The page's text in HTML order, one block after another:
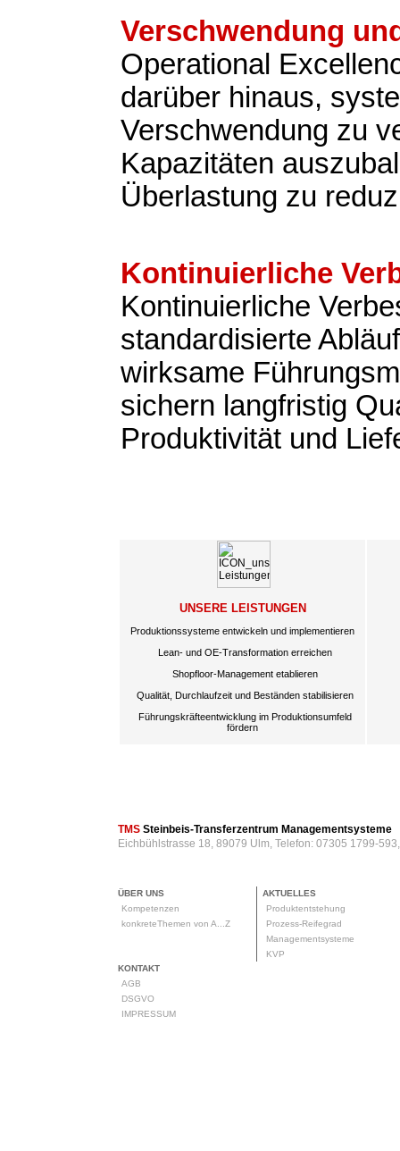
Verschwendung
Operational
darüber hinaus,
Verschwendung zu
Kapazitäten
Überlastung zu
Kontinuierliche
Kontinuierliche
standardisierte
wirksame
sichern langfristig
Produktivität und
UNSERE LEISTUNGEN
Produktionssysteme entwickeln und implementieren
Lean- und OE-Transformation erreichen
Shopfloor-Management etablieren
Qualität, Durchlaufzeit und Beständen stabilisieren
Führungskräfteentwicklung im Produktionsumfeld
fördern
TMS Steinbeis-Transferzentrum Managementsysteme
Eichbühlstrasse 18, 89079 Ulm, Telefon: 07305 1799-
ÜBER UNS
Kompetenzen
konkreteThemen von A...Z
AKTUELLES
Produktentstehung
Prozess-Reifegrad
Managementsysteme
KVP
KONTAKT
AGB
DSGVO
IMPRESSUM